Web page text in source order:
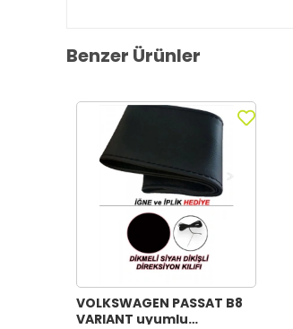
Benzer Ürünler
VOLKSWAGEN PASSAT B8
VARIANT uyumlu